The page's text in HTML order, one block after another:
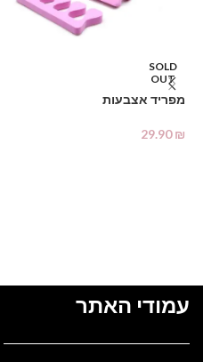
SOLD
OUT
מפריד אצבעות
29.90₪
עמודי האתר